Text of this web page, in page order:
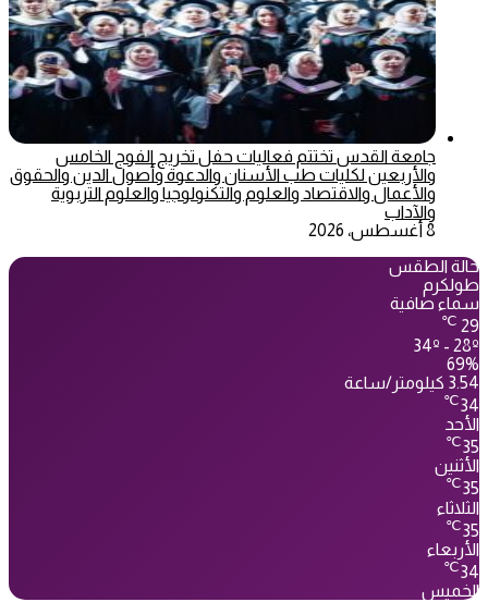
جامعة القدس تختتم فعاليات حفل تخريج الفوج الخامس
والأربعين لكليات طب الأسنان والدعوة وأصول الدين والحقوق
والأعمال والاقتصاد والعلوم والتكنولوجيا والعلوم التربوية
والآداب
8 أغسطس، 2026
حالة الطقس
طولكرم
سماء صافية
29
℃
34º - 28º
69%
3.54 كيلومتر/ساعة
34
℃
الأحد
35
℃
الأثنين
35
℃
الثلاثاء
35
℃
الأربعاء
34
℃
الخميس